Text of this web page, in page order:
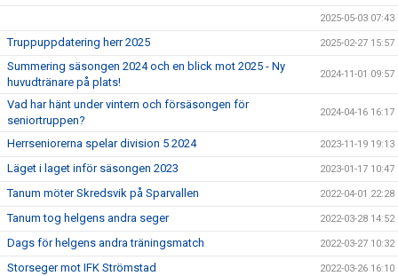
2025-05-03 07:43
Truppuppdatering herr 2025 2025-02-27 15:57
Summering säsongen 2024 och en blick mot 2025 - Ny
huvudtränare på plats!
2024-11-01 09:57
Vad har hänt under vintern och försäsongen för
seniortruppen?
2024-04-16 16:17
Herrseniorerna spelar division 5 2024 2023-11-19 19:13
Läget i laget inför säsongen 2023 2023-01-17 10:47
Tanum möter Skredsvik på Sparvallen 2022-04-01 22:28
Tanum tog helgens andra seger 2022-03-28 14:52
Dags för helgens andra träningsmatch 2022-03-27 10:32
Storseger mot IFK Strömstad 2022-03-26 16:10